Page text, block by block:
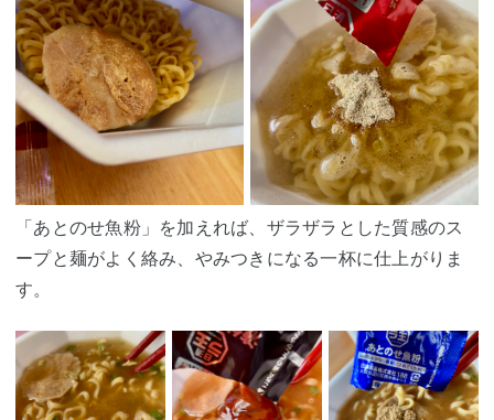
「あとのせ魚粉」を加えれば、ザラザラとした質感のス
ープと麺がよく絡み、やみつきになる一杯に仕上がりま
す。